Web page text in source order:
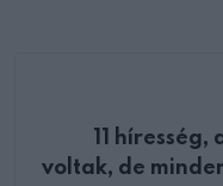
11
voltak, de